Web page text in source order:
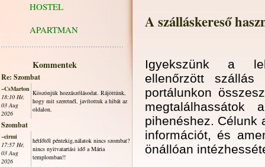
HOSTEL
APARTMAN
Kommentek
Re: Szombat
~CsMarton
18:10 Hé,
03 Aug
2026
Köszönjük hozzászólásodat. Rájöttünk,
hogy mit szeretnél, javítottuk a hibát az
oldalon.
Szombat
~cirmi
17:57 Hé,
03 Aug
2026
hétfőtől péntekig,nálatok nincs szombat?
nincs nyitvatartási idő a Mária
templomban!!
A szálláskereső
Igyekszünk a
ellenőrzött szállás
portálunkon
pihenéshez. Célunk
információt, és
önállóan